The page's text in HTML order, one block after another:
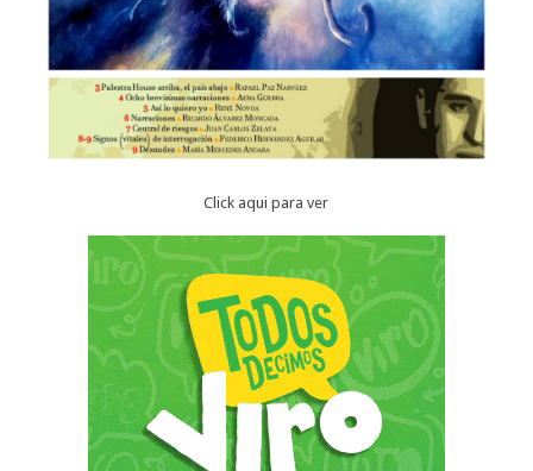
Click aqui para ver